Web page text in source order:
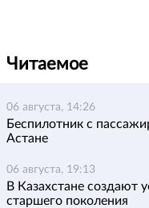
Читаемое
06 августа, 14:26
Беспилотник с
Астане
06 августа, 19:13
В Казахстане создают
старшего поколения